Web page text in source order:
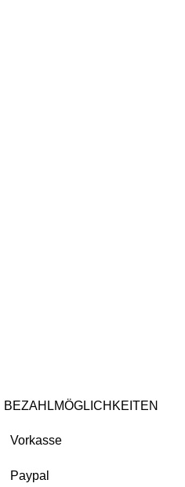
BEZAHLMÖGLICHKEITEN
Vorkasse
Paypal